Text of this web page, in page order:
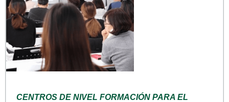
CENTROS DE NIVEL FORMACIÓN PARA EL